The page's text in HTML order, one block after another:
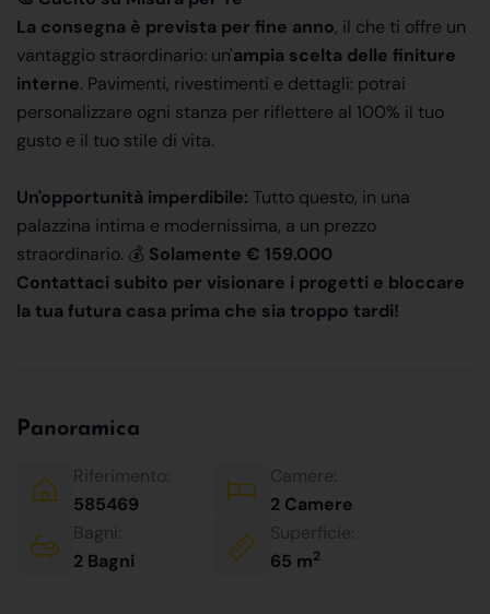
La consegna è prevista per fine anno, il che ti offre un
vantaggio straordinario: un'ampia scelta delle finiture
interne. Pavimenti, rivestimenti e dettagli: potrai
personalizzare ogni stanza per riflettere al 100% il tuo
gusto e il tuo stile di vita.
Un'opportunità imperdibile: Tutto questo, in una
palazzina intima e modernissima, a un prezzo
straordinario. 💰 Solamente € 159.000
Contattaci subito per visionare i progetti e bloccare
la tua futura casa prima che sia troppo tardi!
Panoramica
Riferimento:
585469
Camere:
2 Camere
Bagni:
2 Bagni
Superficie:
65 m2